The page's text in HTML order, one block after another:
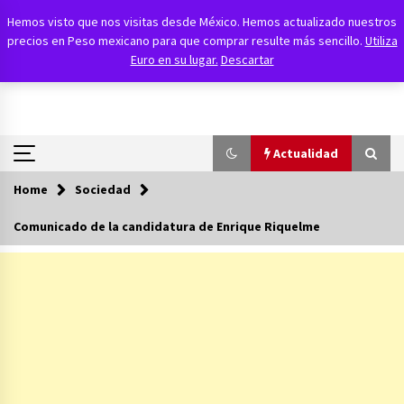
to
content
Agencia FAES
Política, Económica y Social
Actualidad
Actualidad
Al hermano de Pedro Sánchez la condena le
Home Sociedad
Comunicado de la candidatura de Enrique Riquelme
Hemos visto que nos visitas desde México. Hemos actualizado nuestros
precios en Peso mexicano para que comprar resulte más sencillo. Utiliza
Euro en su lugar. Descartar